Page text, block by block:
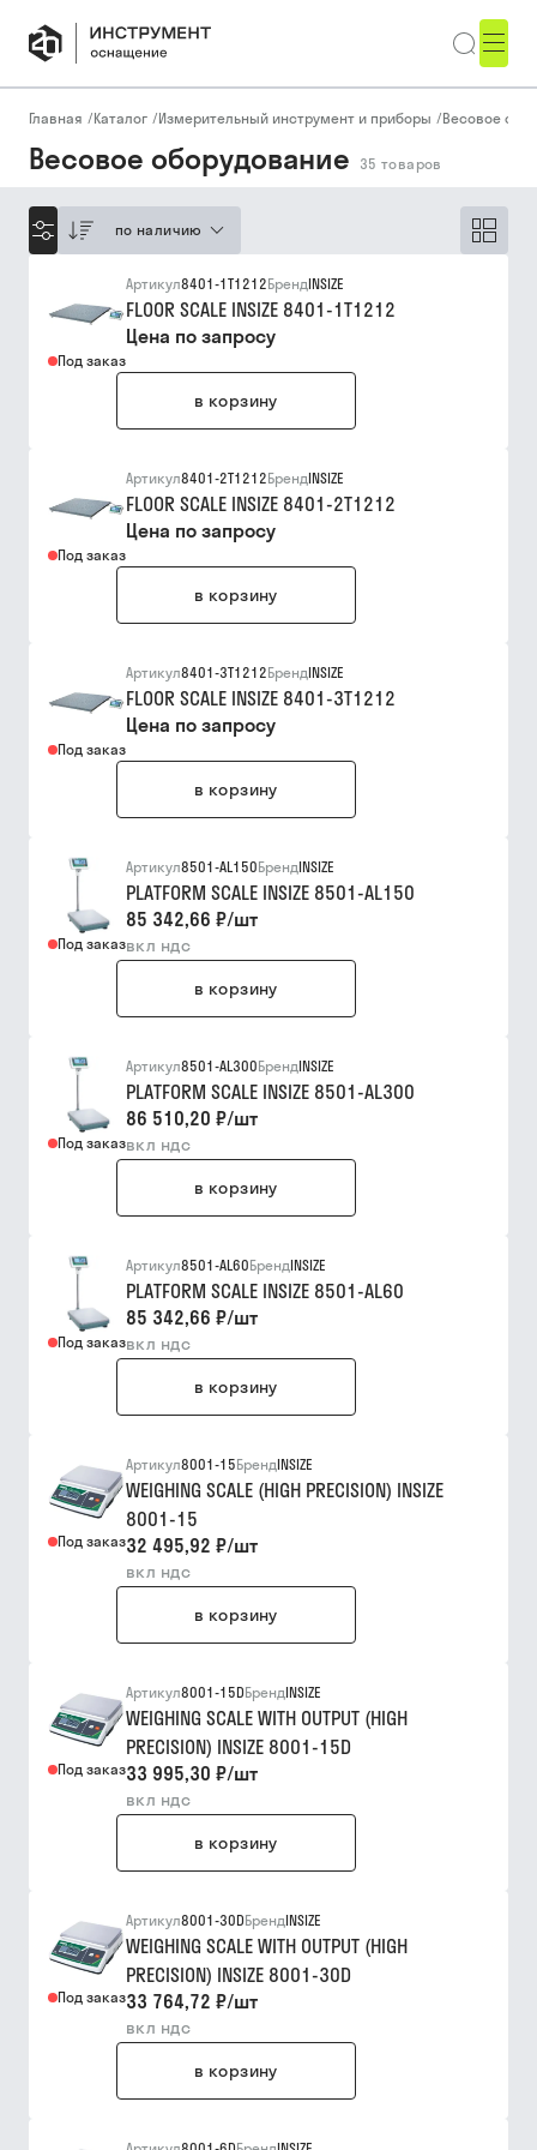
Главная /Каталог /Измерительный инструмент и приборы /Весовое
Весовое оборудование 35 товаров
по наличию
Под заказ
Артикул8401-1T1212БрендINSIZE
FLOOR SCALE INSIZE 8401-1T1212
Цена по запросу
в корзину
Под заказ
Артикул8401-2T1212БрендINSIZE
FLOOR SCALE INSIZE 8401-2T1212
Цена по запросу
в корзину
Под заказ
Артикул8401-3T1212БрендINSIZE
FLOOR SCALE INSIZE 8401-3T1212
Цена по запросу
в корзину
Под заказ
Артикул8501-AL150БрендINSIZE
PLATFORM SCALE INSIZE 8501-AL150
85 342,66 ₽/шт
вкл ндс
в корзину
Под заказ
Артикул8501-AL300БрендINSIZE
PLATFORM SCALE INSIZE 8501-AL300
86 510,20 ₽/шт
вкл ндс
в корзину
Под заказ
Артикул8501-AL60БрендINSIZE
PLATFORM SCALE INSIZE 8501-AL60
85 342,66 ₽/шт
вкл ндс
в корзину
Под заказ
Артикул8001-15БрендINSIZE
WEIGHING SCALE (HIGH PRECISION) INSIZE
8001-15
32 495,92 ₽/шт
вкл ндс
в корзину
Под заказ
Артикул8001-15DБрендINSIZE
WEIGHING SCALE WITH OUTPUT (HIGH
PRECISION) INSIZE 8001-15D
33 995,30 ₽/шт
вкл ндс
в корзину
Под заказ
Артикул8001-30DБрендINSIZE
WEIGHING SCALE WITH OUTPUT (HIGH
PRECISION) INSIZE 8001-30D
33 764,72 ₽/шт
вкл ндс
в корзину